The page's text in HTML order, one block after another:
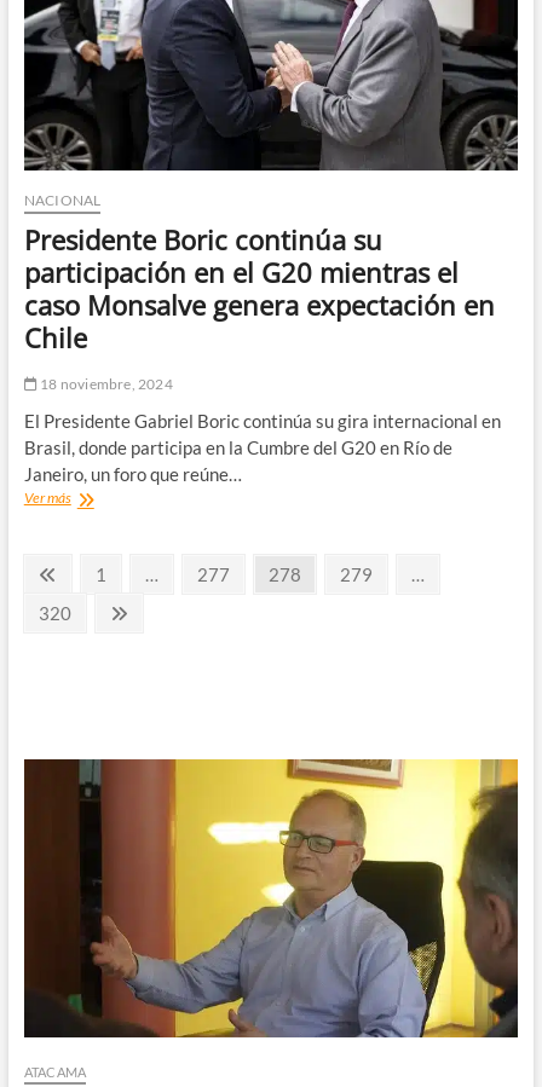
NACIONAL
Presidente Boric continúa su
participación en el G20 mientras el
caso Monsalve genera expectación en
Chile
18 noviembre, 2024
El Presidente Gabriel Boric continúa su gira internacional en
Brasil, donde participa en la Cumbre del G20 en Río de
Janeiro, un foro que reúne…
Ver másPresidente
participación
en
genera
expectación
en
Paginación
de
PáginaPágina
1 … Página
277 Página
278 Página
279
…
Página
320
Página
ATACAMA